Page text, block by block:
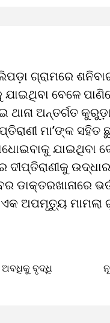
ଗ୍ରାମରେ
ବେଳେ
ଅନ୍ତର୍ଗତ
ମା’ଙ୍କ
ଯାଇଥିବା
ଦୀପ୍ତିରାଣୀକୁ
ଡାକ୍ତରଖାନାରେ
ଅପମୃତ୍ୟୁ
ଅବଧିକୁ ବୃଦ୍ଧି